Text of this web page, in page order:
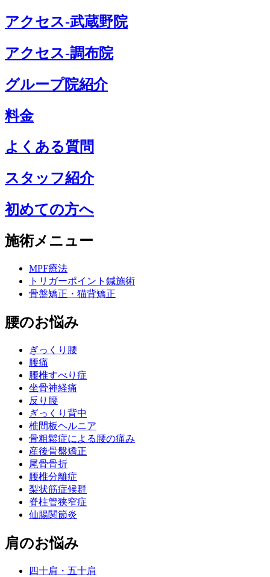
アクセス-武蔵野院
アクセス-調布院
グループ院紹介
料金
よくある質問
スタッフ紹介
初めての方へ
施術メニュー
MPF療法
トリガーポイント鍼施術
骨盤矯正・猫背矯正
腰のお悩み
ぎっくり腰
腰痛
腰椎すべり症
坐骨神経痛
反り腰
ぎっくり背中
椎間板ヘルニア
骨粗鬆症による腰の痛み
産後骨盤矯正
尾骨骨折
腰椎分離症
梨状筋症候群
脊柱管狭窄症
仙腸関節炎
肩のお悩み
四十肩・五十肩